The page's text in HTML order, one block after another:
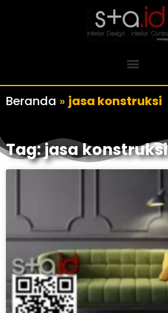
Beranda » jasa konstruksi
Tag: jasa konstruksi